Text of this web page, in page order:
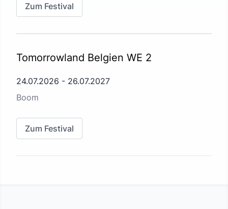
Zum Festival
Tomorrowland Belgien WE 2
24.07.2026 - 26.07.2027
Boom
Zum Festival